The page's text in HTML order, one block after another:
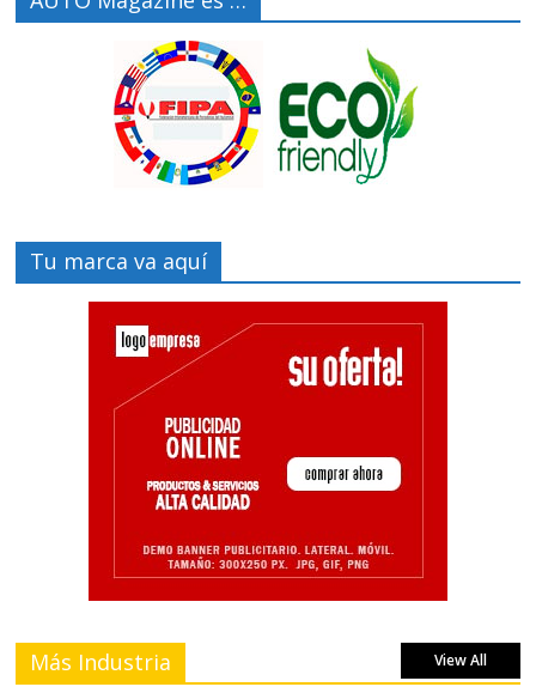
Tu marca va aquí
Más Industria View All